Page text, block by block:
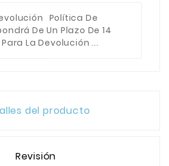
Política De
De Un Plazo De 14
La Devolución ...
del producto
Revisión